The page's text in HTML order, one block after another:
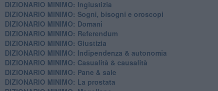
DIZIONARIO MINIMO: ​Ingiustizia
DIZIONARIO MINIMO: ​Sogni, bisogni e oroscopi
DIZIONARIO MINIMO: Domani
DIZIONARIO MINIMO: Referendum
DIZIONARIO MINIMO: Giustizia
DIZIONARIO MINIMO: ​Indipendenza & autonomia
DIZIONARIO MINIMO: ​Casualità & causalità
​DIZIONARIO MINIMO: Pane & sale
DIZIONARIO MINIMO: La prostata